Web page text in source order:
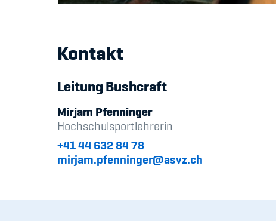
Kontakt
Leitung Bushcraft
Mirjam Pfenninger
Hochschulsportlehrerin
+41 44 632 84 78
mirjam.pfenninger@asvz.ch